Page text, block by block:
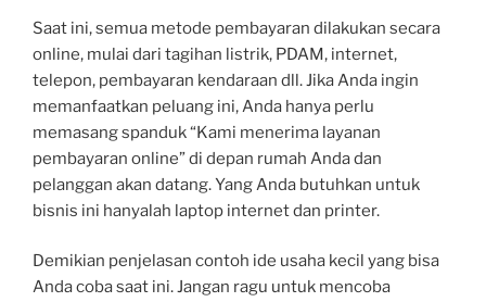
Saat ini, semua metode pembayaran dilakukan secara
online, mulai dari tagihan listrik, PDAM, internet,
telepon, pembayaran kendaraan dll. Jika Anda ingin
memanfaatkan peluang ini, Anda hanya perlu
memasang spanduk “Kami menerima layanan
pembayaran online” di depan rumah Anda dan
pelanggan akan datang. Yang Anda butuhkan untuk
bisnis ini hanyalah laptop internet dan printer.
Demikian penjelasan contoh ide usaha kecil yang bisa
Anda coba saat ini. Jangan ragu untuk mencoba